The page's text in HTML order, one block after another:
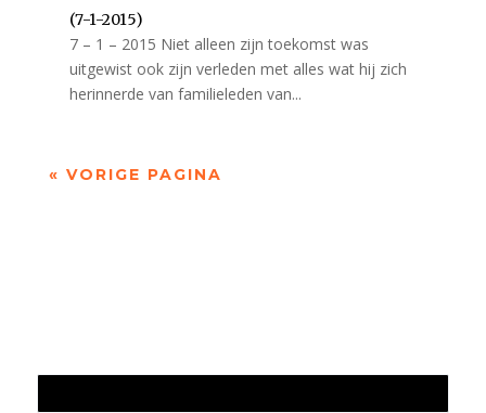
(7-1-2015)
7 – 1 – 2015 Niet alleen zijn toekomst was
uitgewist ook zijn verleden met alles wat hij zich
herinnerde van familieleden van...
« VORIGE PAGINA